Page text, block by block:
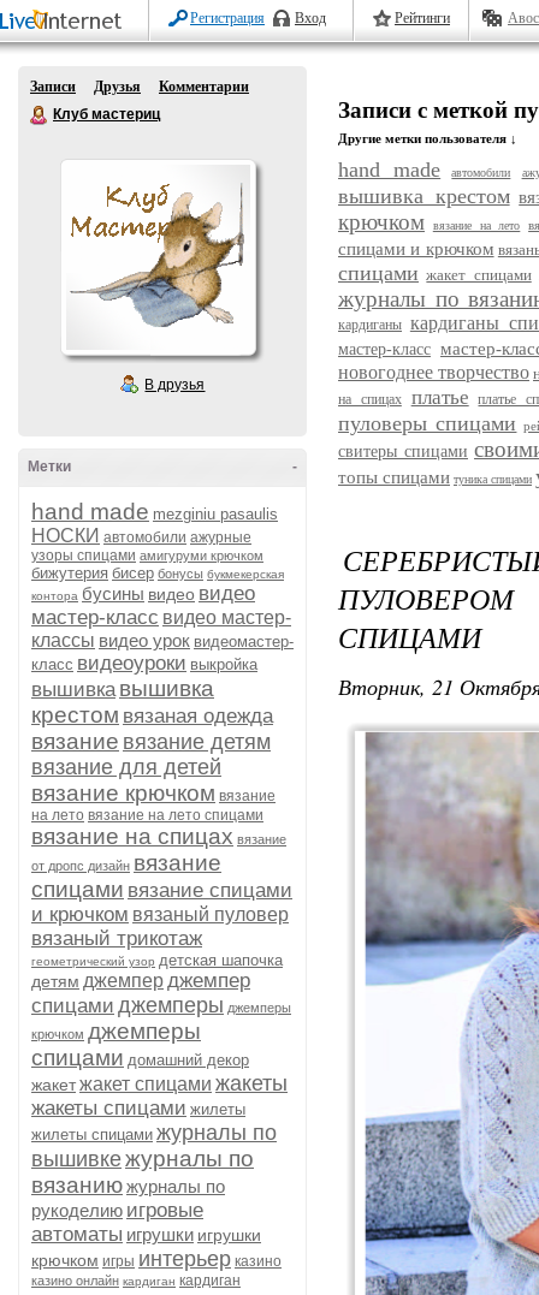
Регистрация Вход Рейтинги
Записи Друзья
Комментарии
Клуб мастериц
В друзья
-
Метки
hand made mezginiu pasaulis
НОСКИ автомобили ажурные
узоры спицами амигуруми крючком
бижутерия бисер бонусы букмекерская
контора бусины видео видео
мастер-класс видео мастер-
классы видео урок видеомастер-
класс видеоуроки выкройка
вышивка вышивка
крестом вязаная одежда
вязание вязание детям
вязание для детей
вязание крючком вязание
на лето вязание на лето спицами
вязание на спицах вязание
от дропс дизайн вязание
спицами вязание спицами
и крючком вязаный пуловер
вязаный трикотаж
геометрический узор детская шапочка
детям джемперджемпер
спицами джемперы джемперы
крючком джемперы
спицами домашний декор
жакетжакет спицами жакеты
жакеты спицами жилеты
жилеты спицами журналы по
вышивкежурналы по
вязаниюжурналы по
рукоделию игровые
автоматы игрушки игрушки
крючком игры интерьер казино
казино онлайн кардиган кардиган
Записи с меткой
Другие метки пользователя ↓
hand made автомобили
вышивка крестом
крючком вязание на лето
спицами и крючком
спицами жакет спицами
журналы по
кардиганы кардиганы
мастер-класс мастер-
новогоднее творчество
на спицах платье платье
пуловеры спицами
свитеры спицами
топы спицами туника спицами
СПИЦАМИ
Вторник, 21